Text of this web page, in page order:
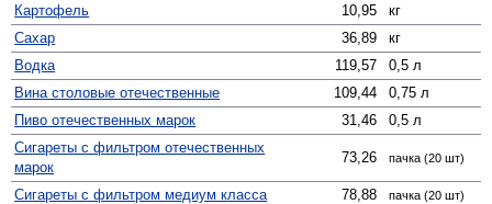
Картофель
10,95
кг
Сахар
36,89
кг
Водка
119,57
0,5 л
Вина столовые отечественные
109,44
0,75 л
Пиво отечественных марок
31,46
0,5 л
Сигареты с фильтром отечественных
марок
73,26 пачка (20 шт)
Сигареты с фильтром медиум класса 78,88 пачка (20 шт)